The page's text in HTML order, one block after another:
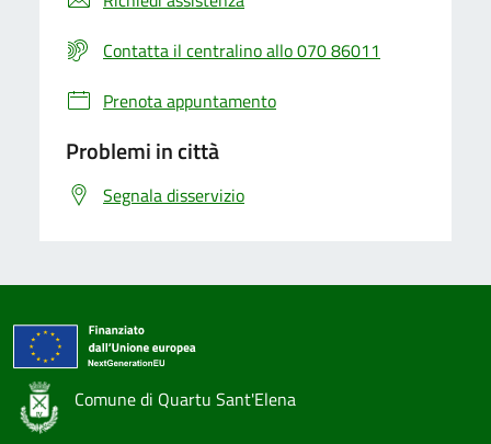
Contatta il centralino allo 070 86011
Prenota appuntamento
Problemi in città
Segnala disservizio
Comune di Quartu Sant'Elena